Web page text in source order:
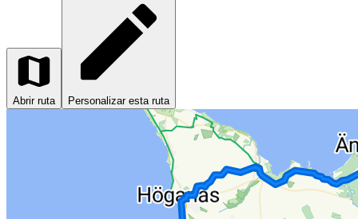
Abrir ruta Personalizar esta ruta